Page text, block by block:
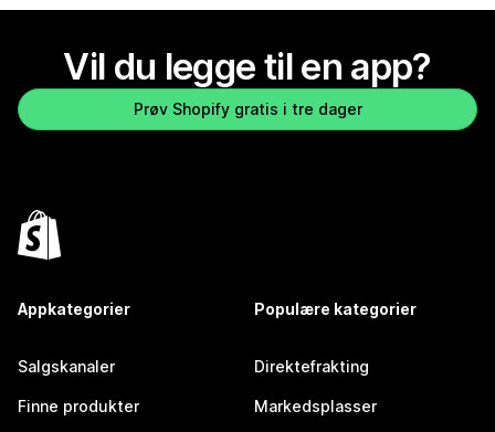
Vil du legge til en app?
Prøv Shopify gratis i tre dager
Appkategorier
Salgskanaler
Finne produkter
Populære kategorier
Direktefrakting
Markedsplasser